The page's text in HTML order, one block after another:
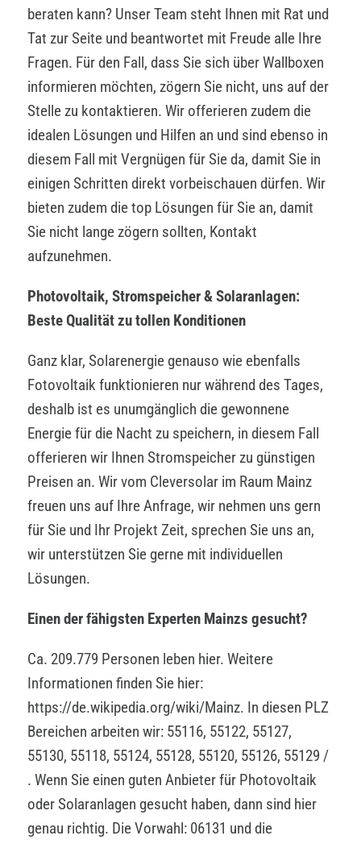
beraten kann? Unser Team steht Ihnen mit Rat und
Tat zur Seite und beantwortet mit Freude alle Ihre
Fragen. Für den Fall, dass Sie sich über Wallboxen
informieren möchten, zögern Sie nicht, uns auf der
Stelle zu kontaktieren. Wir offerieren zudem die
idealen Lösungen und Hilfen an und sind ebenso in
diesem Fall mit Vergnügen für Sie da, damit Sie in
einigen Schritten direkt vorbeischauen dürfen. Wir
bieten zudem die top Lösungen für Sie an, damit
Sie nicht lange zögern sollten, Kontakt
aufzunehmen.
Photovoltaik, Stromspeicher & Solaranlagen:
Beste Qualität zu tollen Konditionen
Ganz klar, Solarenergie genauso wie ebenfalls
Fotovoltaik funktionieren nur während des Tages,
deshalb ist es unumgänglich die gewonnene
Energie für die Nacht zu speichern, in diesem Fall
offerieren wir Ihnen Stromspeicher zu günstigen
Preisen an. Wir vom Cleversolar im Raum Mainz
freuen uns auf Ihre Anfrage, wir nehmen uns gern
für Sie und Ihr Projekt Zeit, sprechen Sie uns an,
wir unterstützen Sie gerne mit individuellen
Lösungen.
Einen der fähigsten Experten Mainzs gesucht?
Ca. 209.779 Personen leben hier. Weitere
Informationen finden Sie hier:
https://de.wikipedia.org/wiki/Mainz. In diesen PLZ
Bereichen arbeiten wir: 55116, 55122, 55127,
55130, 55118, 55124, 55128, 55120, 55126, 55129 /
. Wenn Sie einen guten Anbieter für Photovoltaik
oder Solaranlagen gesucht haben, dann sind hier
genau richtig. Die Vorwahl: 06131 und die